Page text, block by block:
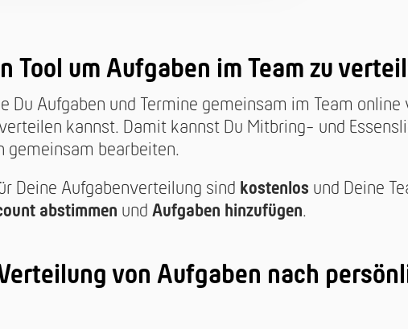
Tool um Aufgaben im Team zu
Du Aufgaben und Termine gemeinsam im Team
kannst. Damit kannst Du Mitbring- und
gemeinsam bearbeiten.
Deine Aufgabenverteilung sind kostenlos und Deine
abstimmen und Aufgaben hinzufügen.
von Aufgaben nach